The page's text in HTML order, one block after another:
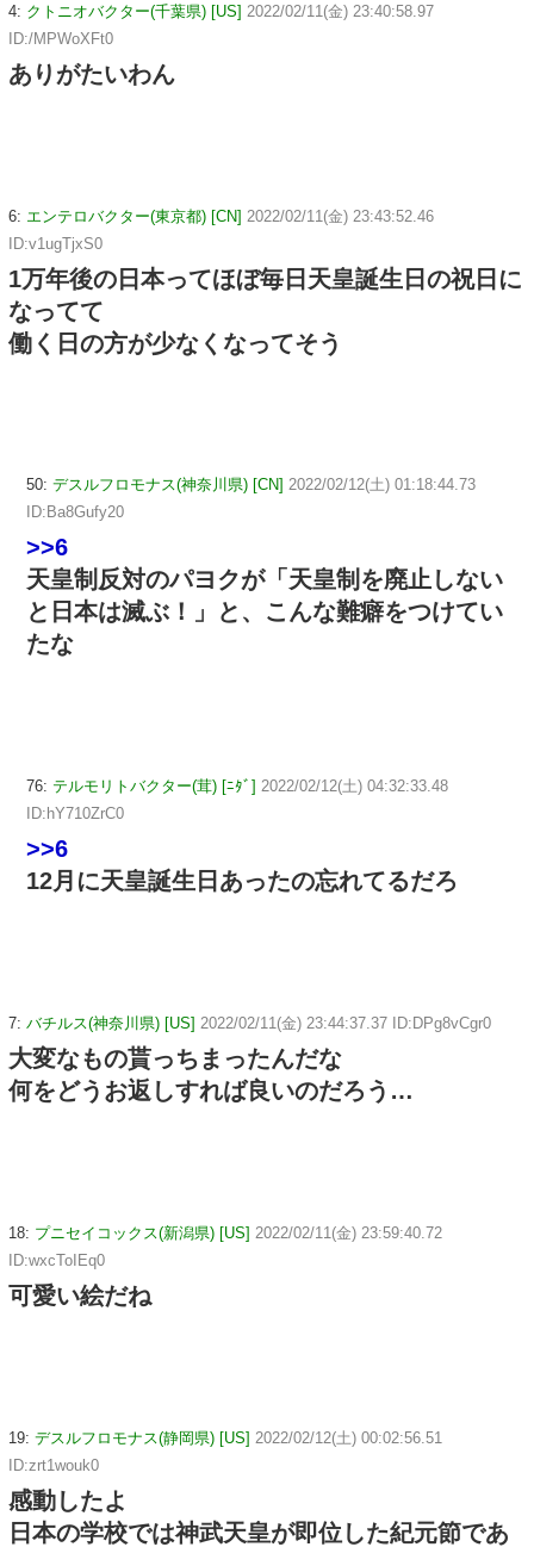
4: クトニオバクター(千葉県) [US] 2022/02/11(金) 23:40:58.97
ID:/MPWoXFt0
ありがたいわん
6: エンテロバクター(東京都) [CN] 2022/02/11(金) 23:43:52.46
ID:v1ugTjxS0
1万年後の日本ってほぼ毎日天皇誕生日の祝日に
なってて
働く日の方が少なくなってそう
50: デスルフロモナス(神奈川県) [CN] 2022/02/12(土) 01:18:44.73
ID:Ba8Gufy20
>>6
天皇制反対のパヨクが「天皇制を廃止しない
と日本は滅ぶ！」と、こんな難癖をつけてい
たな
76: テルモリトバクター(茸) [ﾆﾀﾞ] 2022/02/12(土) 04:32:33.48
ID:hY710ZrC0
>>6
12月に天皇誕生日あったの忘れてるだろ
7: バチルス(神奈川県) [US] 2022/02/11(金) 23:44:37.37 ID:DPg8vCgr0
大変なもの貰っちまったんだな
何をどうお返しすれば良いのだろう…
18: プニセイコックス(新潟県) [US] 2022/02/11(金) 23:59:40.72
ID:wxcToIEq0
可愛い絵だね
19: デスルフロモナス(静岡県) [US] 2022/02/12(土) 00:02:56.51
ID:zrt1wouk0
感動したよ
日本の学校では神武天皇が即位した紀元節であ